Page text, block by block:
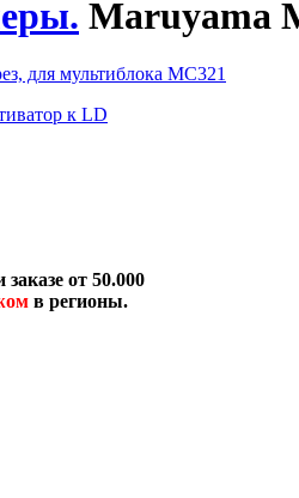
Maruyama
от 50.000
в регионы.